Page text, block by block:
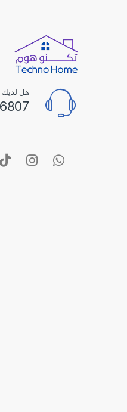
هل لديك